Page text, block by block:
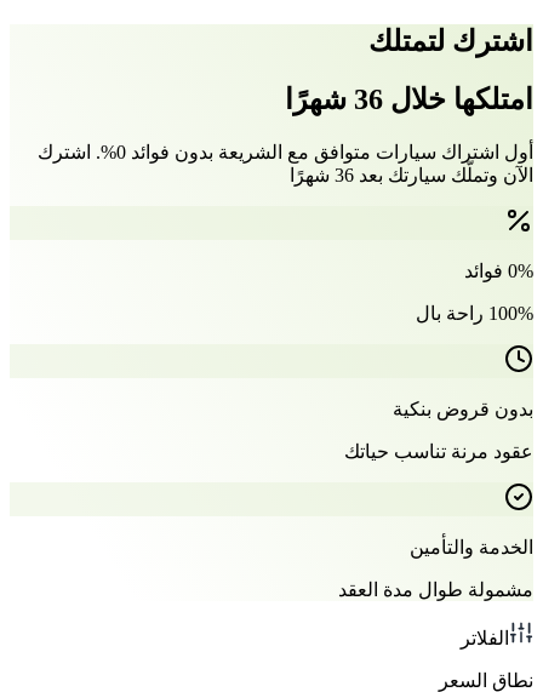
اشترك لتمتلك
امتلكها خلال 36 شهرًا
أول اشتراك سيارات متوافق مع الشريعة بدون فوائد 0%. اشترك
الآن وتملّك سيارتك بعد 36 شهرًا
0% فوائد
100% راحة بال
بدون قروض بنكية
عقود مرنة تناسب حياتك
الخدمة والتأمين
مشمولة طوال مدة العقد
الفلاتر
نطاق السعر